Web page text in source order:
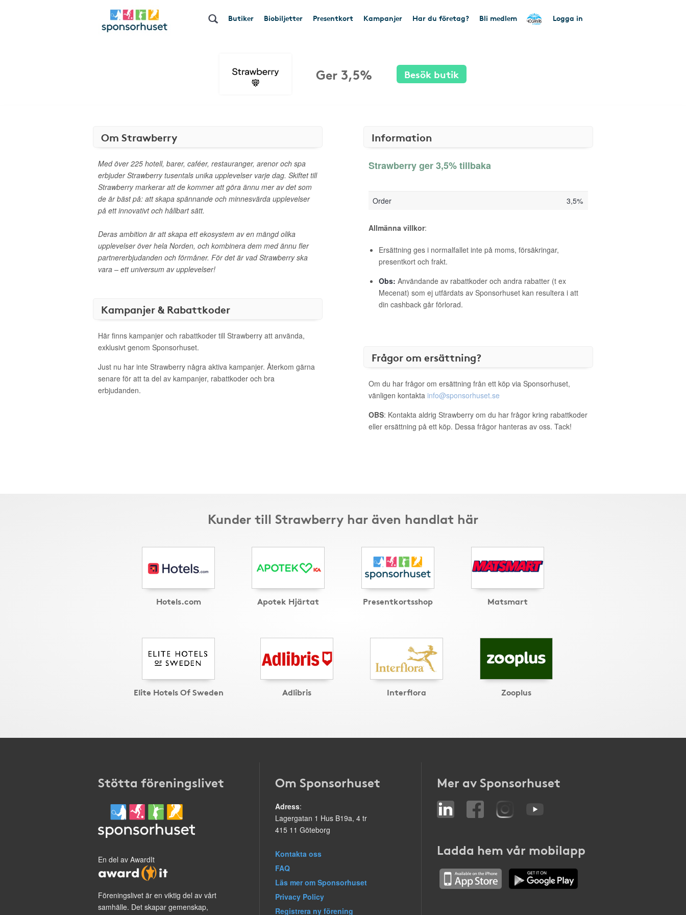
Butiker Biobiljetter Presentkort Kampanjer Har du företag? Bli medlem Logga in
Ger 3,5% Besök butik
Om Strawberry
Med över 225 hotell, barer, caféer, restauranger, arenor och spa
erbjuder Strawberry tusentals unika upplevelser varje dag. Skiftet till
Strawberry markerar att de kommer att göra ännu mer av det som
de är bäst på: att skapa spännande och minnesvärda upplevelser
på ett innovativt och hållbart sätt.
Deras ambition är att skapa ett ekosystem av en mängd olika
upplevelser över hela Norden, och kombinera dem med ännu fler
partnererbjudanden och förmåner. För det är vad Strawberry ska
vara – ett universum av upplevelser!
Kampanjer & Rabattkoder
Här finns kampanjer och rabattkoder till Strawberry att använda,
exklusivt genom Sponsorhuset.
Just nu har inte Strawberry några aktiva kampanjer. Återkom gärna
senare för att ta del av kampanjer, rabattkoder och bra
erbjudanden.
Information
Strawberry ger 3,5% tillbaka
Order 3,5%
Allmänna villkor:
Ersättning ges i normalfallet inte på moms, försäkringar,
presentkort och frakt.
Obs: Användande av rabattkoder och andra rabatter (t ex
Mecenat) som ej utfärdats av Sponsorhuset kan resultera i att
din cashback går förlorad.
Frågor om ersättning?
Om du har frågor om ersättning från ett köp via Sponsorhuset,
vänligen kontakta info@sponsorhuset.se
OBS: Kontakta aldrig Strawberry om du har frågor kring rabattkoder
eller ersättning på ett köp. Dessa frågor hanteras av oss. Tack!
Kunder till Strawberry har även handlat här
Hotels.com Apotek Hjärtat Presentkortsshop Matsmart
Elite Hotels Of Sweden Adlibris Interflora Zooplus
Stötta föreningslivet
En del av AwardIt
Föreningslivet är en viktig del av vårt
samhälle. Det skapar gemenskap,
Om Sponsorhuset
Adress:
Lagergatan 1 Hus B19a, 4 tr
415 11 Göteborg
Kontakta oss
FAQ
Läs mer om Sponsorhuset
Privacy Policy
Registrera ny förening
Mer av Sponsorhuset
Ladda hem vår mobilapp